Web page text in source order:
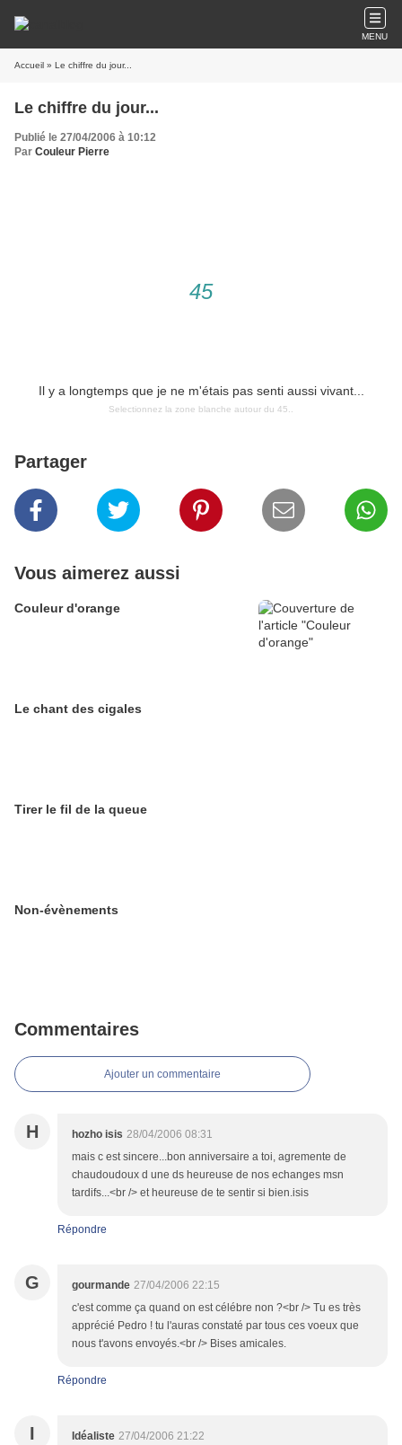
MENU
Accueil » Le chiffre du jour...
Le chiffre du jour...
Publié le 27/04/2006 à 10:12
Par Couleur Pierre
45
Il y a longtemps que je ne m'étais pas senti aussi vivant...
Selectionnez la zone blanche autour du 45..
Partager
Vous aimerez aussi
Couleur d'orange
Le chant des cigales
Tirer le fil de la queue
Non-évènements
Commentaires
Ajouter un commentaire
H hozho isis 28/04/2006 08:31
mais c est sincere...bon anniversaire a toi, agremente de
chaudoudoux d une ds heureuse de nos echanges msn
tardifs...<br /> et heureuse de te sentir si bien.isis
Répondre
G gourmande 27/04/2006 22:15
c'est comme ça quand on est célébre non ?<br /> Tu es très
apprécié Pedro ! tu l'auras constaté par tous ces voeux que
nous t'avons envoyés.<br /> Bises amicales.
Répondre
I Idéaliste 27/04/2006 21:22